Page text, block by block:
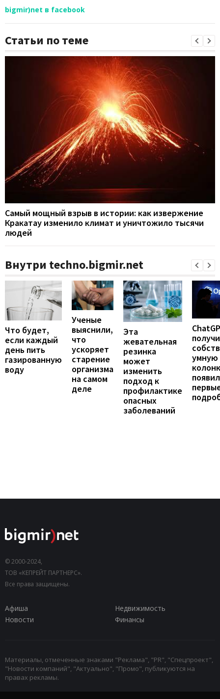
bigmir)net в facebook
Статьи по теме
Самый мощный взрыв в истории: как извержение
Кракатау изменило климат и уничтожило тысячи
людей
Внутри techno.bigmir.net
Что будет,
если каждый
день пить
газированную
воду
Ученые
выяснили,
что
ускоряет
старение
организма
на самом
деле
Эта
жевательная
резинка
может
изменить
подход к
профилактике
опасных
заболеваний
умную
© 2000-2024,
ТОВ «КЕПРЕЙТ ПАРТНЕРС».
Все права защищены.
Афиша
Недвижимость
Новости
Финансы
Материалы, отмеченные знаками "Реклама", "PR", "Спецпроект",
"Новости компаний", "Актуально", "Промо", публикуются на
правах рекламы.